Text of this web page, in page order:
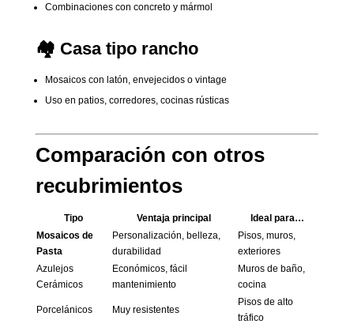
Combinaciones con concreto y mármol
🏘️ Casa tipo rancho
Mosaicos con latón, envejecidos o vintage
Uso en patios, corredores, cocinas rústicas
Comparación con otros
recubrimientos
Tipo Ventaja principal
Ideal para…
Mosaicos de
Pasta
Personalización, belleza,
durabilidad
Pisos, muros,
exteriores
Azulejos
Cerámicos
Económicos, fácil
mantenimiento
Muros de baño,
cocina
Porcelánicos Muy resistentes
Pisos de alto
tráfico